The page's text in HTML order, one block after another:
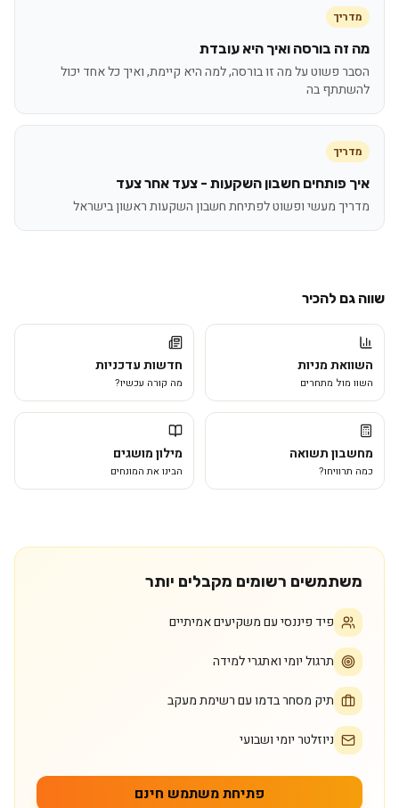
מדריך
מה זה בורסה ואיך היא עובדת
הסבר פשוט על מה זו בורסה, למה היא קיימת, ואיך כל אחד יכול
להשתתף בה
מדריך
איך פותחים חשבון השקעות - צעד אחר צעד
מדריך מעשי ופשוט לפתיחת חשבון השקעות ראשון בישראל
שווה גם להכיר
השוואת מניות
השוו מול מתחרים
חדשות עדכניות
מה קורה עכשיו?
מחשבון תשואה
כמה תרוויחו?
מילון מושגים
הבינו את המונחים
משתמשים רשומים מקבלים יותר
פיד פיננסי עם משקיעים אמיתיים
תרגול יומי ואתגרי למידה
תיק מסחר בדמו עם רשימת מעקב
ניוזלטר יומי ושבועי
פתיחת משתמש חינם